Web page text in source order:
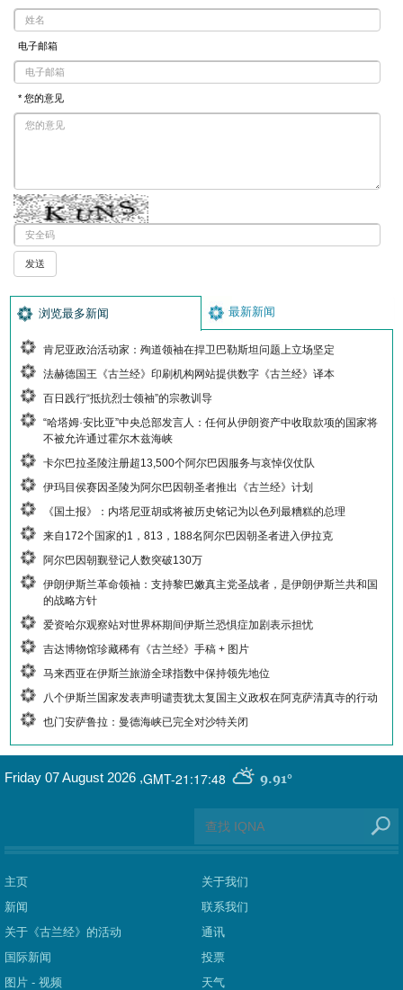
电子邮箱
* 您的意见
浏览最多新闻 最新新闻
肯尼亚政治活动家：殉道领袖在捍卫巴勒斯坦问题上立场坚定
法赫德国王《古兰经》印刷机构网站提供数字《古兰经》译本
百日践行“抵抗烈士领袖”的宗教训导
“哈塔姆·安比亚”中央总部发言人：任何从伊朗资产中收取款项的国家将
不被允许通过霍尔木兹海峡
卡尔巴拉圣陵注册超13,500个阿尔巴因服务与哀悼仪仗队
伊玛目侯赛因圣陵为阿尔巴因朝圣者推出《古兰经》计划
《国土报》：内塔尼亚胡或将被历史铭记为以色列最糟糕的总理
来自172个国家的1，813，188名阿尔巴因朝圣者进入伊拉克
阿尔巴因朝觐登记人数突破130万
伊朗伊斯兰革命领袖：支持黎巴嫩真主党圣战者，是伊朗伊斯兰共和国
的战略方针
爱资哈尔观察站对世界杯期间伊斯兰恐惧症加剧表示担忧
吉达博物馆珍藏稀有《古兰经》手稿 + 图片
马来西亚在伊斯兰旅游全球指数中保持领先地位
八个伊斯兰国家发表声明谴责犹太复国主义政权在阿克萨清真寺的行动
也门安萨鲁拉：曼德海峡已完全对沙特关闭
GMT-21:17:48 9.91°
Friday 07 August 2026 ,
主页
新闻
关于《古兰经》的活动
国际新闻
图片 - 视频
关于我们
联系我们
通讯
投票
天气